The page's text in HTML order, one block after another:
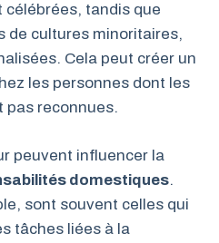
célébrées, tandis que
de cultures minoritaires,
Cela peut créer un
les personnes dont les
pas reconnues.
peuvent influencer la
domestiques.
sont souvent celles qui
tâches liées à la